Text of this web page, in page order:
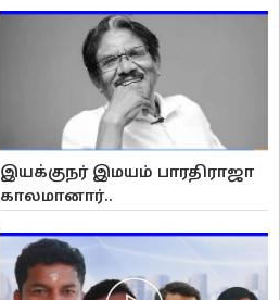
இயக்குநர் இமயம் பாரதிராஜா
காலமானார்..